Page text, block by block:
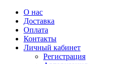
О нас
Доставка
Оплата
Контакты
Личный кабинет
Регистрация